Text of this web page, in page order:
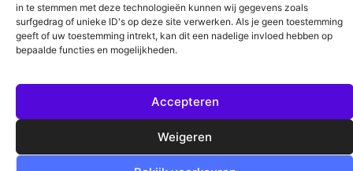
in te stemmen met deze technologieën kunnen wij gegevens zoals
surfgedrag of unieke ID's op deze site verwerken. Als je geen toestemming
geeft of uw toestemming intrekt, kan dit een nadelige invloed hebben op
bepaalde functies en mogelijkheden.
Accepteren
Weigeren
All Rights Reserved © 2025
www.source-promo.nl.